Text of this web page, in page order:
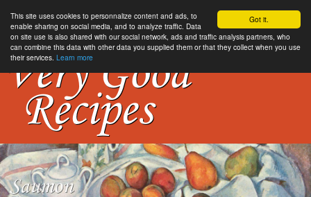
Got it.
This site uses cookies to personnalize content and ads, to
enable sharing on social media, and to analyze traffic. Data
on site use is also shared with our social network, ads and traffic analysis partners, who
can combine this data with other data you supplied them or that they collect when you use
their services. Learn more